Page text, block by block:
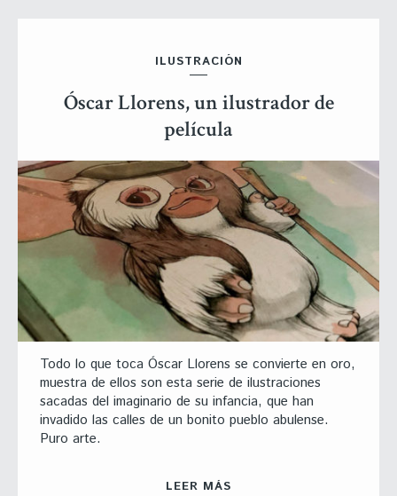
ILUSTRACIÓN
Óscar Llorens, un ilustrador de
película
Todo lo que toca Óscar Llorens se convierte en oro,
muestra de ellos son esta serie de ilustraciones
sacadas del imaginario de su infancia, que han
invadido las calles de un bonito pueblo abulense.
Puro arte.
LEER MÁS